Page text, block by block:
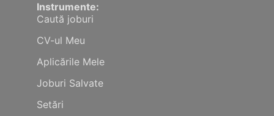
Instrumente:
Caută joburi
CV-ul Meu
Aplicările Mele
Joburi Salvate
Setări